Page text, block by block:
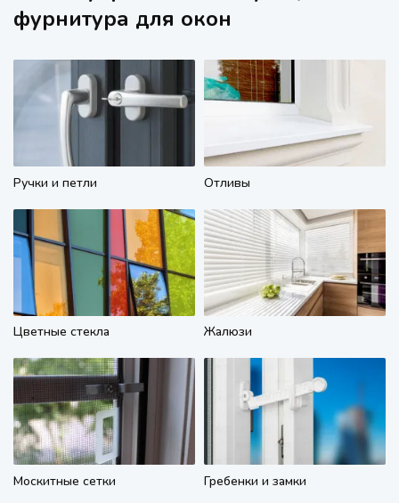
фурнитура для окон
Ручки и петли Отливы
Цветные стекла Жалюзи
Москитные сетки Гребенки и замки